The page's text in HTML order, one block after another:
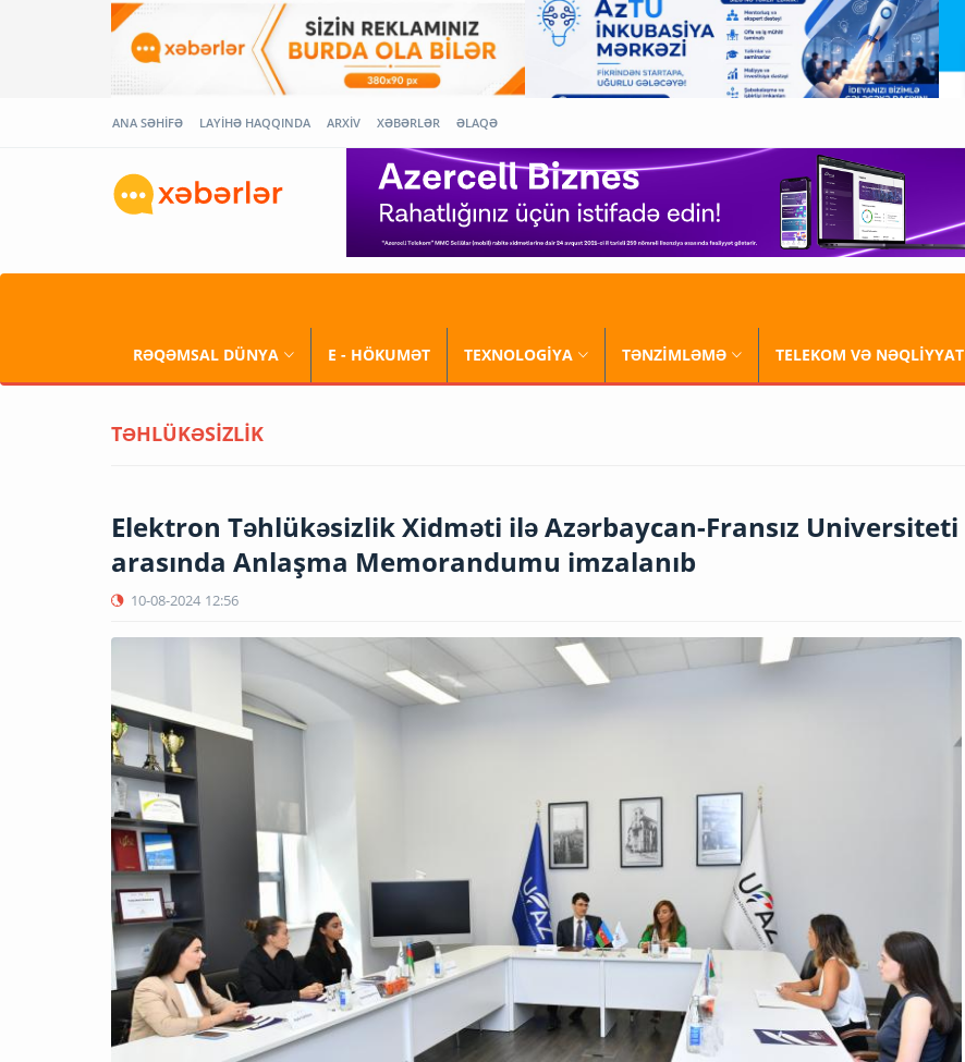
ANA SƏHİFƏ LAYİHƏ HAQQINDA ARXİV XƏBƏRLƏR ƏLAQƏ
RƏQƏMSAL DÜNYA E - HÖKUMƏT TEXNOLOGİYA TƏNZİMLƏMƏ TELEKOM VƏ NƏQLİYYAT
TƏHLÜKƏSİZLİK
Elektron Təhlükəsizlik Xidməti ilə Azərbaycan-Fransız Universiteti
arasında Anlaşma Memorandumu imzalanıb
10-08-2024 12:56